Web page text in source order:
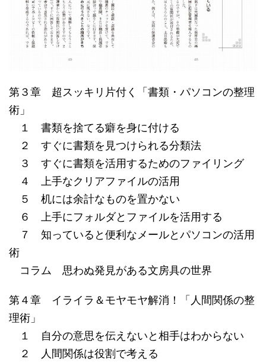
第３章 超スッキリ片付く「書類・パソコンの整理
術」
１ 書類を捨てる癖を身に付ける
２ すぐに書類を見つけられる分類法
３ すぐに書類を活用するためのファイリング
４ 上手なクリアファイルの活用
５ 机には余計なものを置かない
６ 上手にフォルダとファイルを活用する
７ 知っていると便利なメールとパソコンの活用
術
コラム 思わぬ発見がある文房具の世界
第４章 イライラ＆モヤモヤ解消！「人間関係の整
理術」
１ 自分の意思を伝えないと相手はわからない
２ 人間関係は役割で考える